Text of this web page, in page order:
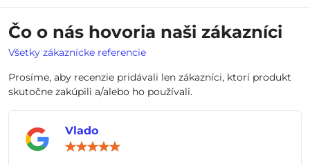
Čo o nás hovoria naši zákazníci
Všetky zákaznícke referencie
Prosíme, aby recenzie pridávali len zákazníci, ktorí produkt
skutočne zakúpili a/alebo ho používali.
Vlado